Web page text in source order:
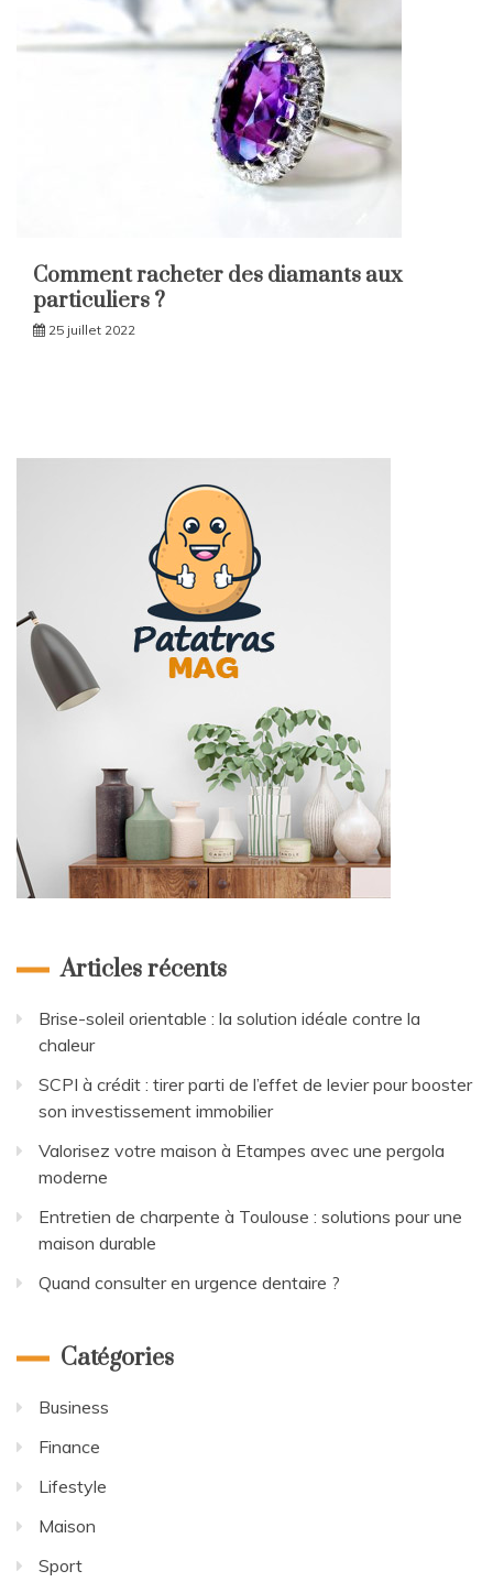
Comment racheter des diamants aux
particuliers ?
25 juillet 2022
Articles récents
Brise-soleil orientable : la solution idéale contre la
chaleur
SCPI à crédit : tirer parti de l’effet de levier pour booster
son investissement immobilier
Valorisez votre maison à Etampes avec une pergola
moderne
Entretien de charpente à Toulouse : solutions pour une
maison durable
Quand consulter en urgence dentaire ?
Catégories
Business
Finance
Lifestyle
Maison
Sport